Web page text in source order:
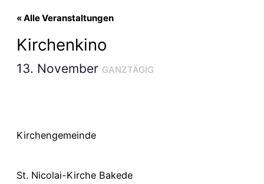
« Alle Veranstaltungen
Kirchenkino
13. November GANZTÄGIG
Kirchengemeinde
St. Nicolai-Kirche Bakede